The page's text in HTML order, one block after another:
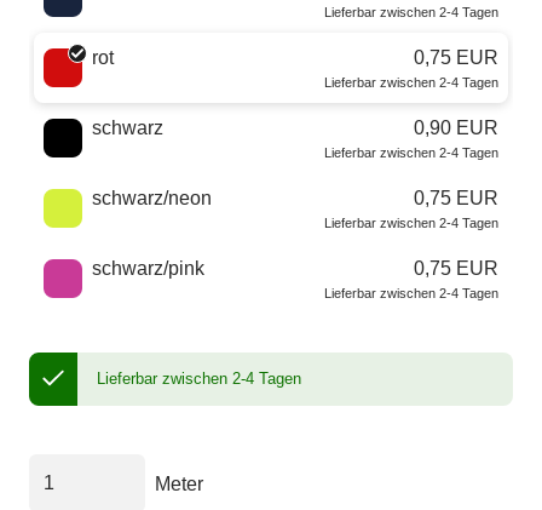
Lieferbar zwischen 2-4 Tagen
rot 0,75 EUR
Lieferbar zwischen 2-4 Tagen
schwarz 0,90 EUR
Lieferbar zwischen 2-4 Tagen
schwarz/neon 0,75 EUR
Lieferbar zwischen 2-4 Tagen
schwarz/pink 0,75 EUR
Lieferbar zwischen 2-4 Tagen
Lieferbar zwischen 2-4 Tagen
Meter